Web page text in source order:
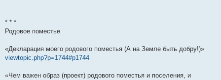
* * *
Родовое поместье
«Декларация моего родового поместья (А на Земле быть добру!)»
viewtopic.php?p=1744#p1744
«Чем важен образ (проект) родового поместья и поселения, и